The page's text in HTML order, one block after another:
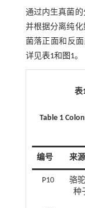
通过内生真菌的
并根据分离纯
菌落正面和反
详见表1和 图1。
表
Table 1
编号 来源
P10
骆
种